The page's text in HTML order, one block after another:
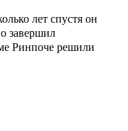
лет спустя он
завершил
Ринпоче решили